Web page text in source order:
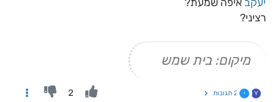
יעקב איפה שמעת?
רציני?
מיקום: בית שמש
Y י 2 תגובות 2